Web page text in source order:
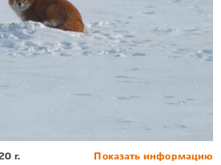
Показать информацию
г.